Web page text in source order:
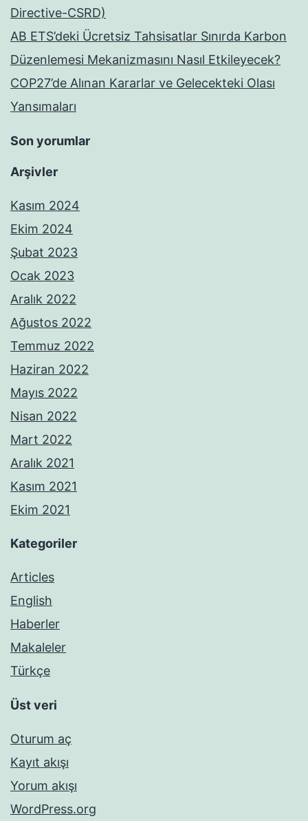
Directive-CSRD)
AB ETS’deki Ücretsiz Tahsisatlar Sınırda Karbon
Düzenlemesi Mekanizmasını Nasıl Etkileyecek?
COP27’de Alınan Kararlar ve Gelecekteki Olası
Yansımaları
Son yorumlar
Arşivler
Kasım 2024
Ekim 2024
Şubat 2023
Ocak 2023
Aralık 2022
Ağustos 2022
Temmuz 2022
Haziran 2022
Mayıs 2022
Nisan 2022
Mart 2022
Aralık 2021
Kasım 2021
Ekim 2021
Kategoriler
Articles
English
Haberler
Makaleler
Türkçe
Üst veri
Oturum aç
Kayıt akışı
Yorum akışı
WordPress.org